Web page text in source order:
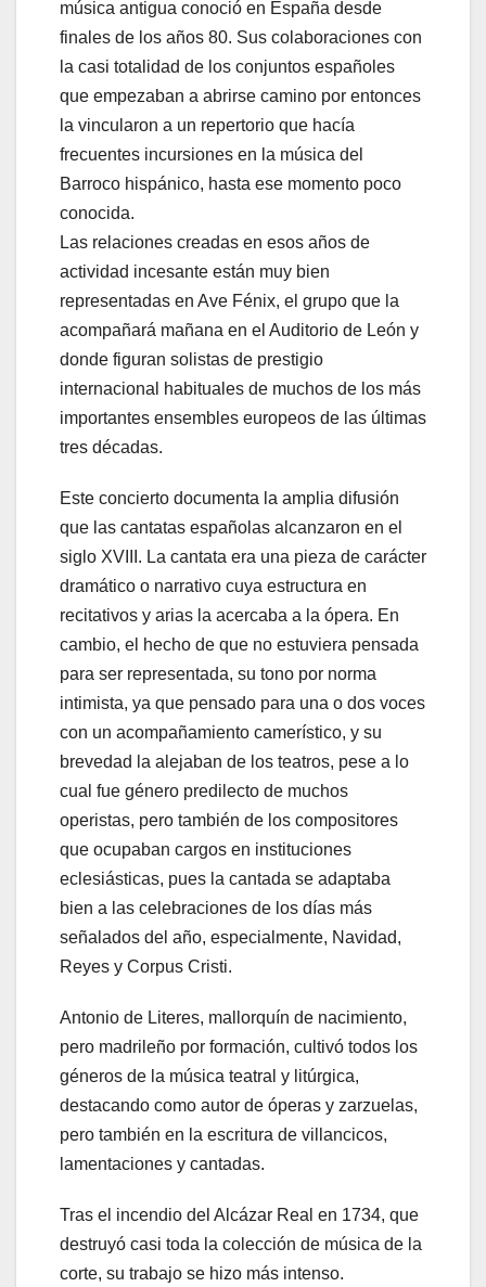
música antigua conoció en España desde
finales de los años 80. Sus colaboraciones con
la casi totalidad de los conjuntos españoles
que empezaban a abrirse camino por entonces
la vincularon a un repertorio que hacía
frecuentes incursiones en la música del
Barroco hispánico, hasta ese momento poco
conocida.
Las relaciones creadas en esos años de
actividad incesante están muy bien
representadas en Ave Fénix, el grupo que la
acompañará mañana en el Auditorio de León y
donde figuran solistas de prestigio
internacional habituales de muchos de los más
importantes ensembles europeos de las últimas
tres décadas.
Este concierto documenta la amplia difusión
que las cantatas españolas alcanzaron en el
siglo XVIII. La cantata era una pieza de carácter
dramático o narrativo cuya estructura en
recitativos y arias la acercaba a la ópera. En
cambio, el hecho de que no estuviera pensada
para ser representada, su tono por norma
intimista, ya que pensado para una o dos voces
con un acompañamiento camerístico, y su
brevedad la alejaban de los teatros, pese a lo
cual fue género predilecto de muchos
operistas, pero también de los compositores
que ocupaban cargos en instituciones
eclesiásticas, pues la cantada se adaptaba
bien a las celebraciones de los días más
señalados del año, especialmente, Navidad,
Reyes y Corpus Cristi.
Antonio de Literes, mallorquín de nacimiento,
pero madrileño por formación, cultivó todos los
géneros de la música teatral y litúrgica,
destacando como autor de óperas y zarzuelas,
pero también en la escritura de villancicos,
lamentaciones y cantadas.
Tras el incendio del Alcázar Real en 1734, que
destruyó casi toda la colección de música de la
corte, su trabajo se hizo más intenso.